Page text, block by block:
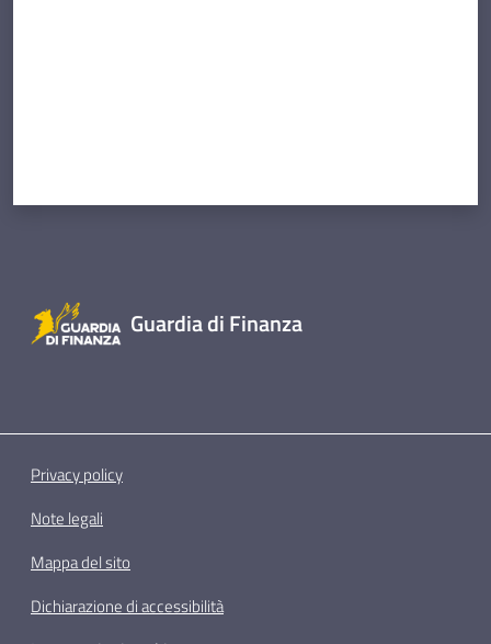
Guardia di Finanza
Privacy policy
Note legali
Mappa del sito
Dichiarazione di accessibilità